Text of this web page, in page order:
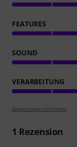
FEATURES
SOUND
VERARBEITUNG
Bewertungsrichtlinien
1 Rezension